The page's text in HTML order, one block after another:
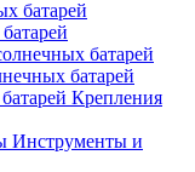
батарей
Крепления
Инструменты и